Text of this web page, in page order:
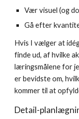
Vær visuel (og
Gå efter
Hvis I vælger at
finde ud, af hvilke
læringsmålene for
er bevidste om,
kommer til at
Detail-